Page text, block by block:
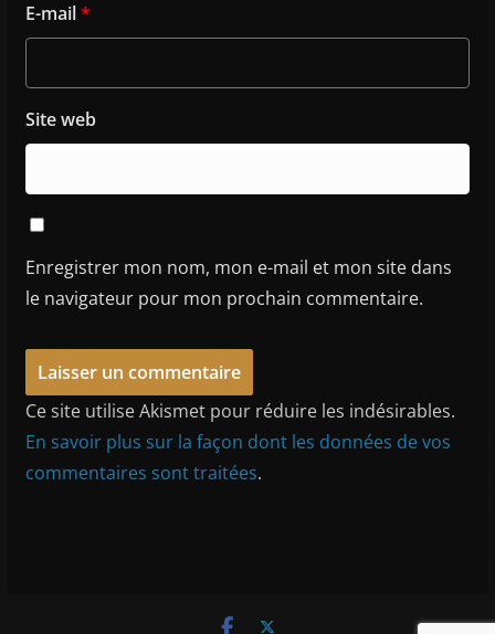
E-mail*
Site web
Enregistrer mon nom, mon e-mail et mon site dans
le navigateur pour mon prochain commentaire.
Ce site utilise Akismet pour réduire les indésirables.
En savoir plus sur la façon dont les données de vos
commentaires sont traitées.